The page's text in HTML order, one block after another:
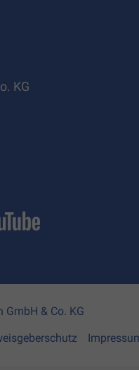
KG
& Co. KG